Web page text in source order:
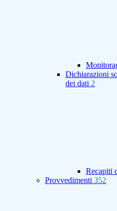
Dichiarazioni
dei dati 2
Recapiti
Provvedimenti 352